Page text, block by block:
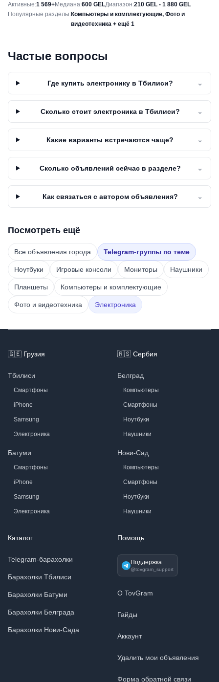
Снимок рынка
Активные:1 569+Медиана:600 GELДиапазон:210 GEL - 1 880 GEL
Популярные разделы:Компьютеры и комплектующие, Фото и
видеотехника + ещё 1
Частые вопросы
Где купить электронику в Тбилиси? ⌄
Сколько стоит электроника в Тбилиси? ⌄
Какие варианты встречаются чаще? ⌄
Сколько объявлений сейчас в разделе? ⌄
Как связаться с автором объявления? ⌄
Посмотреть ещё
Все объявления города Telegram-группы по теме
Ноутбуки Игровые консоли Мониторы Наушники
Планшеты Компьютеры и комплектующие
Фото и видеотехника Электроника
🇬🇪 Грузия
Тбилиси
Смартфоны
iPhone
Samsung
Электроника
Батуми
Смартфоны
iPhone
Samsung
Электроника
🇷🇸 Сербия
Белград
Компьютеры
Смартфоны
Ноутбуки
Наушники
Нови-Сад
Компьютеры
Смартфоны
Ноутбуки
Наушники
Каталог
Telegram-барахолки
Барахолки Тбилиси
Барахолки Батуми
Барахолки Белграда
Барахолки Нови-Сада
Помощь
Поддержка
@tovgram_support
О TovGram
Гайды
Аккаунт
Удалить мои объявления
Форма обратной связи